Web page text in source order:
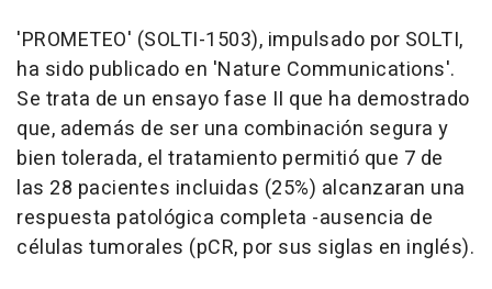
'PROMETEO' (SOLTI-1503), impulsado por SOLTI,
ha sido publicado en 'Nature Communications'.
Se trata de un ensayo fase II que ha demostrado
que, además de ser una combinación segura y
bien tolerada, el tratamiento permitió que 7 de
las 28 pacientes incluidas (25%) alcanzaran una
respuesta patológica completa -ausencia de
células tumorales (pCR, por sus siglas en inglés).